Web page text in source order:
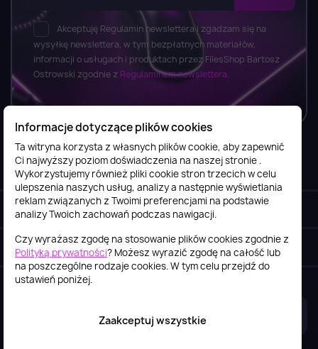
Akceptuję Regulamin newslettera i zgadzam się na
wysyłkę newslettera, w tym bezpłatnych materiałów,
informacji o usługach i produktach przez FilesShop Bartosz
Ostrowski zgodnie z Regulaminem newslettera.
Informacje
Obsługa klienta
Szybki kontakt keyboard_arrow_down
Informacje dotyczące plików cookies
Ta witryna korzysta z własnych plików cookie, aby zapewnić
Ci najwyższy poziom doświadczenia na naszej stronie .
Wykorzystujemy również pliki cookie stron trzecich w celu
ulepszenia naszych usług, analizy a następnie wyświetlania
reklam związanych z Twoimi preferencjami na podstawie
analizy Twoich zachowań podczas nawigacji.
Czy wyrażasz zgodę na stosowanie plików cookies zgodnie z
Polityką prywatności? Możesz wyrazić zgodę na całość lub
na poszczególne rodzaje cookies. W tym celu przejdź do
ustawień poniżej.
Zaakceptuj wszystkie
2026© itstore.com.pl Projekt i realizacja: